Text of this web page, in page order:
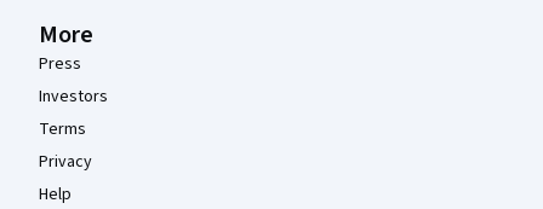
More
Press
Investors
Terms
Privacy
Help